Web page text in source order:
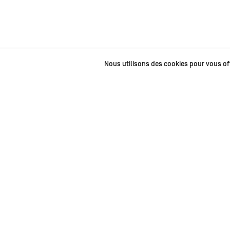
Nous utilisons des cookies pour vous